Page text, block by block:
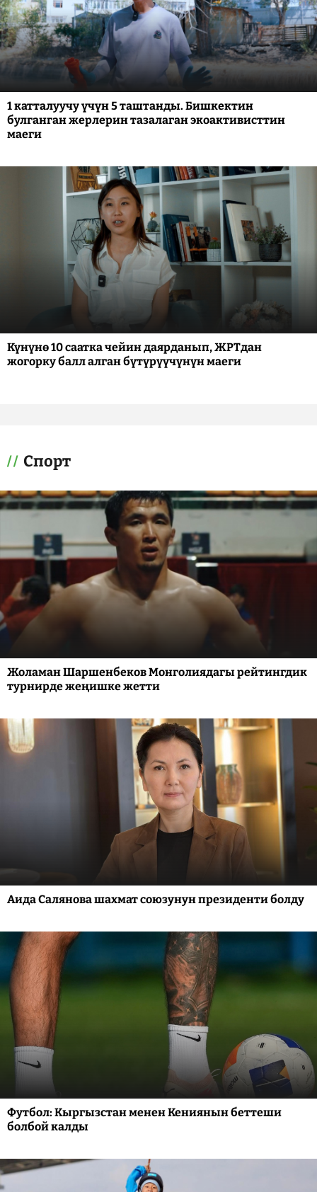
1 катталуучу үчүн 5 таштанды. Бишкектин
булганган жерлерин тазалаган экоактивисттин
маеги
Күнүнө 10 саатка чейин даярданып, ЖРТдан
жогорку балл алган бүтүрүүчүнүн маеги
Спорт
Жоламан Шаршенбеков Монголиядагы рейтингдик
турнирде жеңишке жетти
Аида Салянова шахмат союзунун президенти болду
Футбол: Кыргызстан менен Кениянын беттеши
болбой калды